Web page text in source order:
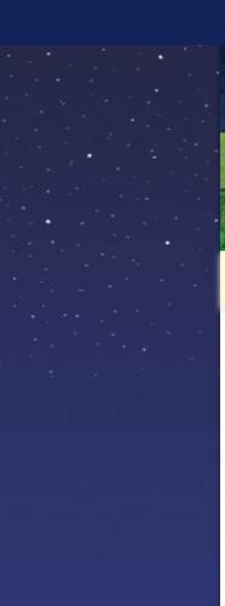
へ
カ
テ
・
メ
ニ
ー